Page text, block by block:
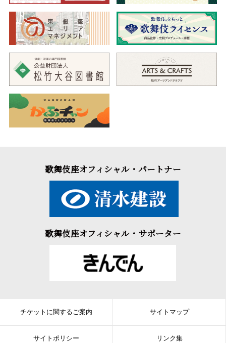
歌舞伎座オフィシャル・パートナー
歌舞伎座オフィシャル・サポーター
チケットに関するご案内 サイトマップ
サイトポリシー リンク集